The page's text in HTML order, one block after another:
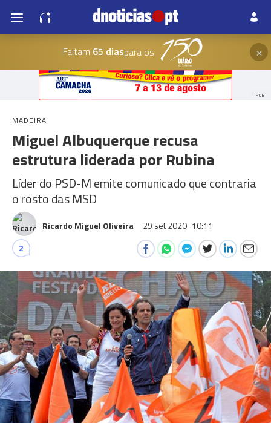
Faltam 65 diaspara os ×
PUB
MADEIRA
Miguel Albuquerque recusa
estrutura liderada por Rubina
Líder do PSD-M emite comunicado que contraria
o rosto das MSD
Ricardo Miguel Oliveira 29 set 2020 10:11
2